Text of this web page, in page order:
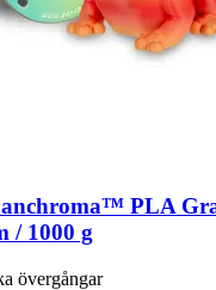
PLA
/ 1000 g
övergångar